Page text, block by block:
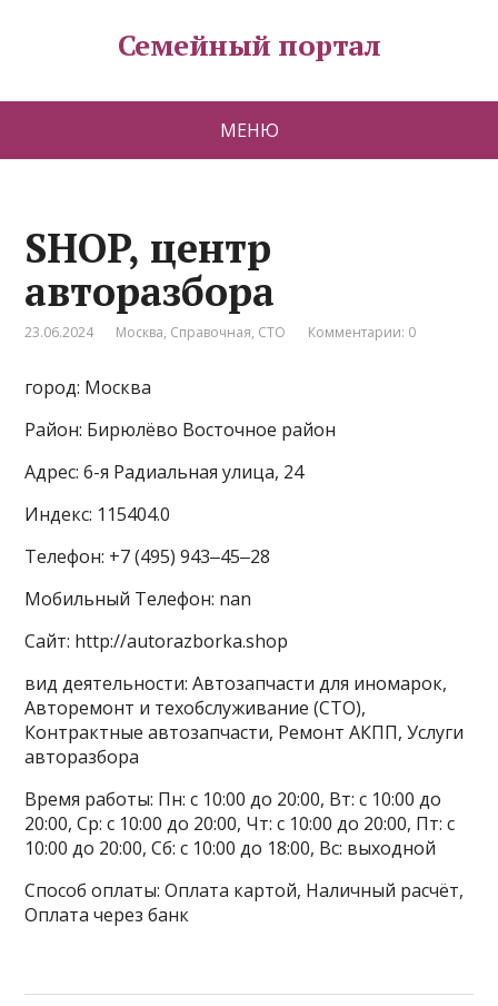
Семейный портал
МЕНЮ
SHOP, центр
авторазбора
23.06.2024 Москва, Справочная, СТО Комментарии: 0
город: Москва
Район: Бирюлёво Восточное район
Адрес: 6-я Радиальная улица, 24
Индекс: 115404.0
Телефон: +7 (495) 943‒45‒28
Мобильный Телефон: nan
Сайт: http://autorazborka.shop
вид деятельности: Автозапчасти для иномарок,
Авторемонт и техобслуживание (СТО),
Контрактные автозапчасти, Ремонт АКПП, Услуги
авторазбора
Время работы: Пн: с 10:00 до 20:00, Вт: с 10:00 до
20:00, Ср: с 10:00 до 20:00, Чт: с 10:00 до 20:00, Пт: с
10:00 до 20:00, Сб: с 10:00 до 18:00, Вс: выходной
Способ оплаты: Оплата картой, Наличный расчёт,
Оплата через банк